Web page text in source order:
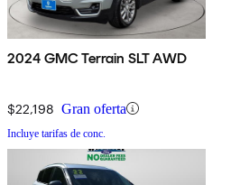
2024 GMC Terrain SLT AWD
$22,198 Gran oferta
Incluye tarifas de conc.